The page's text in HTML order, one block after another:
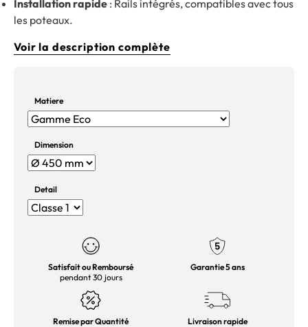
Installation rapide : Rails intégrés, compatibles avec tous
les poteaux.
Voir la description complète
Matiere
Dimension
Detail
Satisfait ou Remboursé
pendant 30 jours
Garantie 5 ans
Remise par Quantité Livraison rapide